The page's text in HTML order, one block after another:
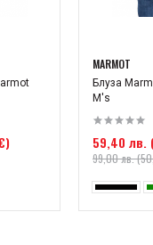
MARMOT
Блуза
M's
59,40 лв.
99,00 лв.